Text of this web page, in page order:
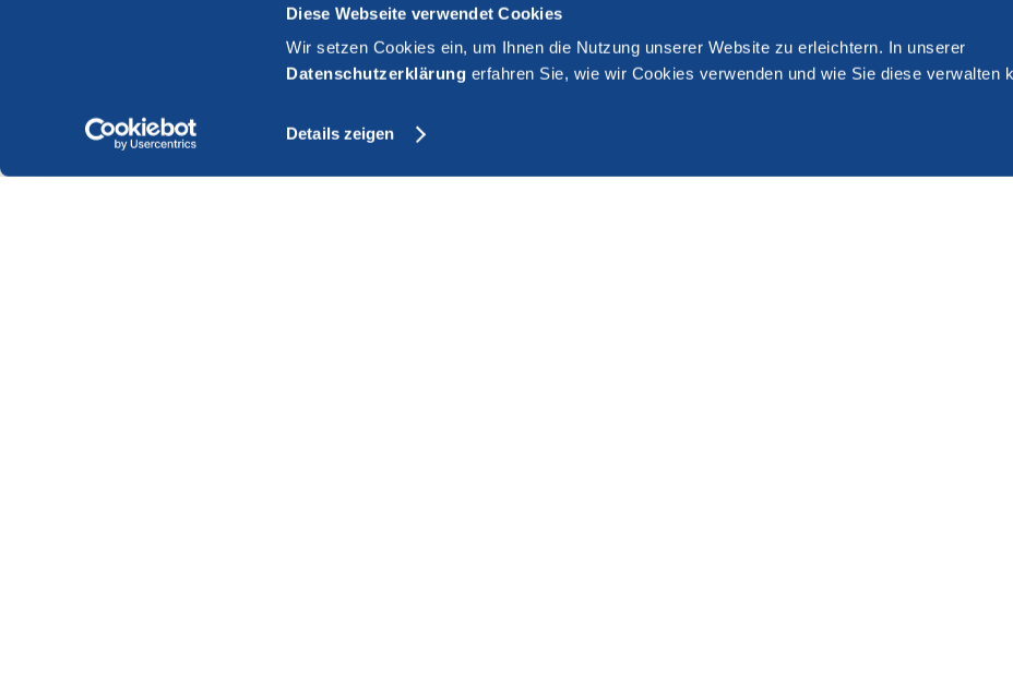
Diese Webseite verwendet Cookies
Wir setzen Cookies ein, um Ihnen die Nutzung unserer Website zu erleichtern. In unserer
Datenschutzerklärung erfahren Sie, wie wir Cookies verwenden und wie Sie diese verwalten
Details zeigen